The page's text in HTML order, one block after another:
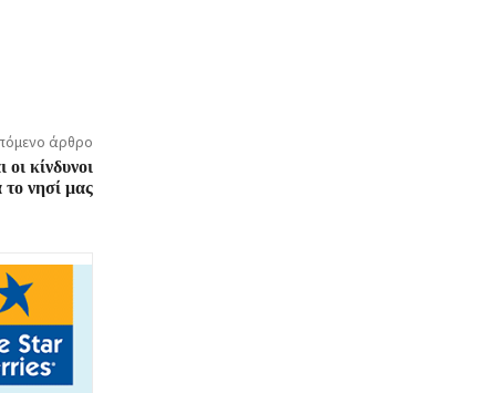
άρθρο
κίνδυνοι
το νησί μας